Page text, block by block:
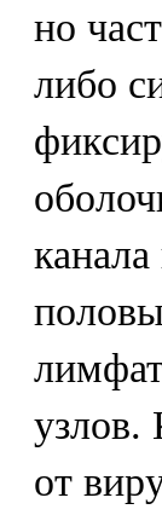
но
либо
узлов.
от